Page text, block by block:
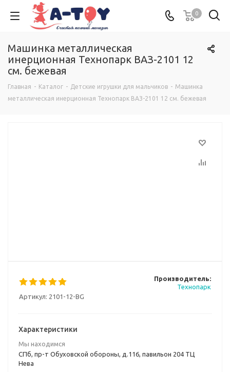
0
Машинка металлическая
инерционная Технопарк ВАЗ-2101 12
см. бежевая
Главная - Каталог - Детские игрушки для мальчиков - Машинка
металлическая инерционная Технопарк ВАЗ-2101 12 см. бежевая
Артикул: 2101-12-BG
Производитель:
Технопарк
Характеристики
Мы находимся
СПб, пр-т Обуховской обороны, д.116, павильон 204 ТЦ
Нева